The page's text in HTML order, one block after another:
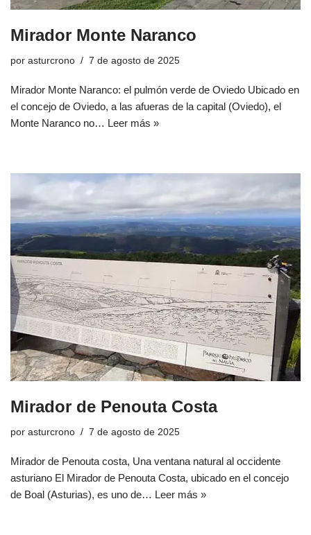
Mirador Monte Naranco
por asturcrono 7 de agosto de 2025
Mirador Monte Naranco: el pulmón verde de Oviedo Ubicado en
el concejo de Oviedo, a las afueras de la capital (Oviedo), el
Monte Naranco no… Leer más »
Mirador de Penouta Costa
por asturcrono 7 de agosto de 2025
Mirador de Penouta costa, Una ventana natural al occidente
asturiano El Mirador de Penouta Costa, ubicado en el concejo
de Boal (Asturias), es uno de… Leer más »